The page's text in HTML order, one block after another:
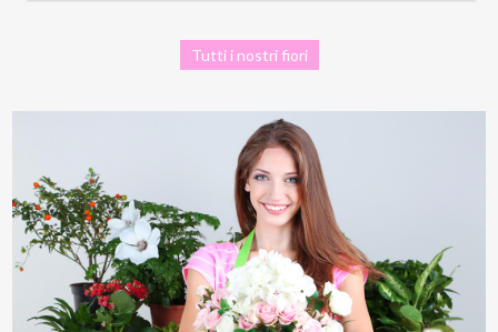
Tutti i nostri fiori